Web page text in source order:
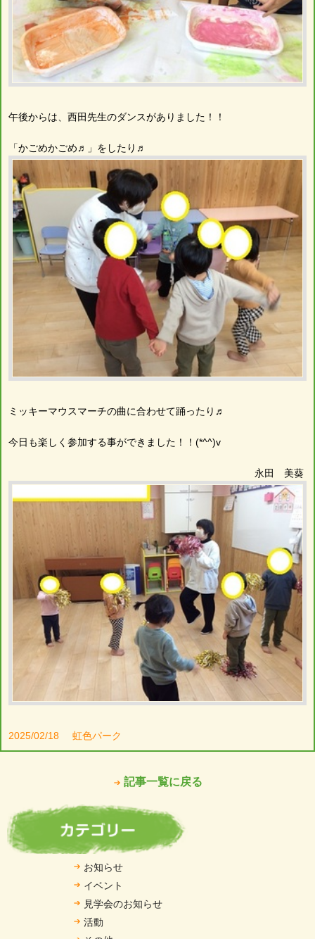
午後からは、西田先生のダンスがありました！！
「かごめかごめ♬」をしたり♬
ミッキーマウスマーチの曲に合わせて踊ったり♬
今日も楽しく参加する事ができました！！(*^^)v
永田 美葵
2025/02/18 虹色パーク
記事一覧に戻る
お知らせ
イベント
見学会のお知らせ
活動